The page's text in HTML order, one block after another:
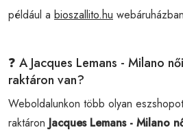
például a bioszallito.hu
❓ A Jacques Lemans - Milano
raktáron van?
Weboldalunkon több olyan
raktáron Jacques Lemans - Milano